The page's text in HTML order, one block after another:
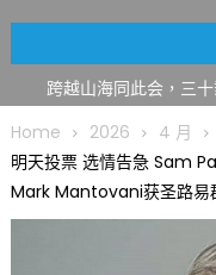
筝声与琴韵交汇：刘
跨越山海同此会，三
圆满举行
圣路易龙舟俱乐部5月
趣 + 水上竞速魅力
三十二载跨越时空的
执掌密苏里植物园近
合作 Peter Raven
Home 2026 4 月
明天投票 选情告急 Sam
Mark Mantovani获圣路易